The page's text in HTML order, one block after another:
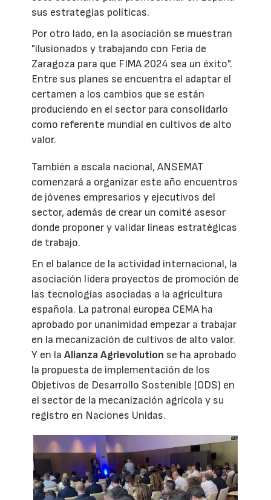
sus estrategias políticas.
Por otro lado, en la asociación se muestran
"ilusionados y trabajando con Feria de
Zaragoza para que FIMA 2024 sea un éxito".
Entre sus planes se encuentra el adaptar el
certamen a los cambios que se están
produciendo en el sector para consolidarlo
como referente mundial en cultivos de alto
valor.
También a escala nacional, ANSEMAT
comenzará a organizar este año encuentros
de jóvenes empresarios y ejecutivos del
sector, además de crear un comité asesor
donde proponer y validar líneas estratégicas
de trabajo.
En el balance de la actividad internacional, la
asociación lidera proyectos de promoción de
las tecnologías asociadas a la agricultura
española. La patronal europea CEMA ha
aprobado por unanimidad empezar a trabajar
en la mecanización de cultivos de alto valor.
Y en laAlianza Agrievolution se ha aprobado
la propuesta de implementación de los
Objetivos de Desarrollo Sostenible (ODS) en
el sector de la mecanización agrícola y su
registro en Naciones Unidas.